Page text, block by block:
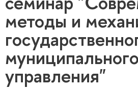
методы и
муниципального
управления"